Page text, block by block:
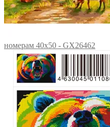
номерам 40х50 - GX26462